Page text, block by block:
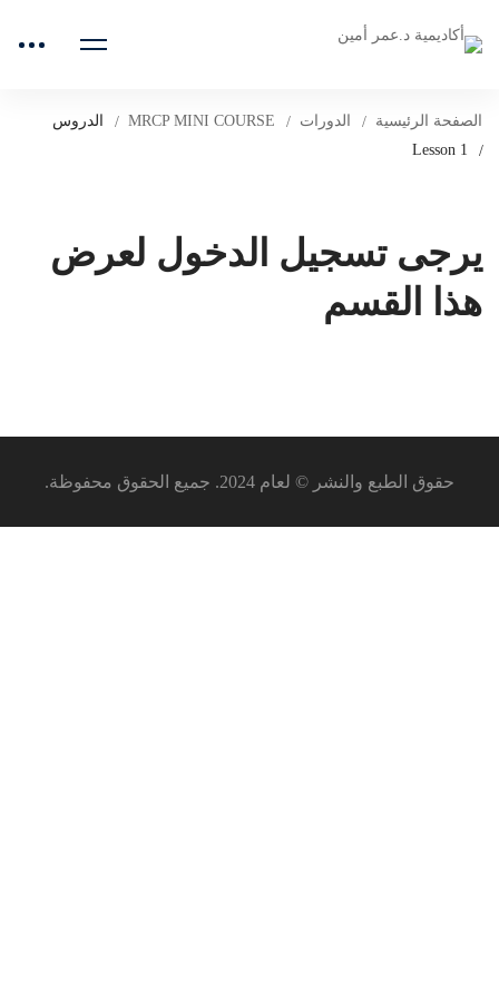
الصفحة الرئيسية الدورات MRCP MINI COURSE
الدروس
Lesson 1
يرجى تسجيل الدخول لعرض
هذا القسم
حقوق الطبع والنشر © لعام 2024. جميع الحقوق محفوظة.